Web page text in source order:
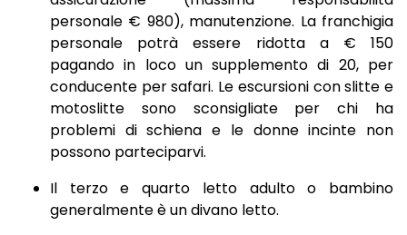
personale € 980), manutenzione. La franchigia
personale potrà essere ridotta a € 150
pagando in loco un supplemento di 20, per
conducente per safari. Le escursioni con slitte e
motoslitte sono sconsigliate per chi ha
problemi di schiena e le donne incinte non
possono parteciparvi.
Il terzo e quarto letto adulto o bambino
generalmente è un divano letto.